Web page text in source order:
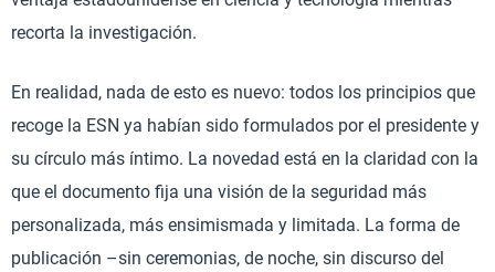
recorta la investigación.
En realidad, nada de esto es nuevo: todos los principios que
recoge la ESN ya habían sido formulados por el presidente y
su círculo más íntimo. La novedad está en la claridad con la
que el documento fija una visión de la seguridad más
personalizada, más ensimismada y limitada. La forma de
publicación –sin ceremonias, de noche, sin discurso del